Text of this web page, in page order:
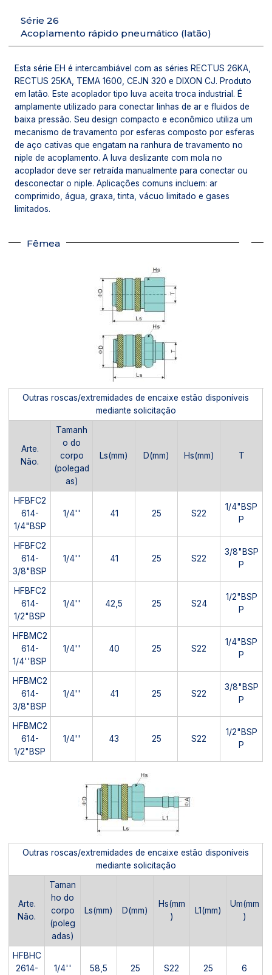
Série 26
Acoplamento rápido pneumático (latão)
Esta série EH é intercambiável com as séries RECTUS 26KA,
RECTUS 25KA, TEMA 1600, CEJN 320 e DIXON CJ. Produto
em latão. Este acoplador tipo luva aceita troca industrial. É
amplamente utilizado para conectar linhas de ar e fluidos de
baixa pressão. Seu design compacto e econômico utiliza um
mecanismo de travamento por esferas composto por esferas
de aço cativas que engatam na ranhura de travamento no
niple de acoplamento. A luva deslizante com mola no
acoplador deve ser retraída manualmente para conectar ou
desconectar o niple. Aplicações comuns incluem: ar
comprimido, água, graxa, tinta, vácuo limitado e gases
limitados.
Fêmea
Outras roscas/extremidades de encaixe estão disponíveis
mediante solicitação
Arte.
Não.
Tamanh
o do
corpo
(polegad
as)
Ls(mm) D(mm) Hs(mm) T
HFBFC2
614-
1/4"BSP
1/4'' 41 25 S22
1/4"BSP
P
HFBFC2
614-
3/8"BSP
1/4'' 41 25 S22
3/8"BSP
P
HFBFC2
614-
1/2"BSP
1/4'' 42,5 25 S24
1/2"BSP
P
HFBMC2
614-
1/4''BSP
1/4'' 40 25 S22
1/4"BSP
P
HFBMC2
614-
3/8"BSP
1/4'' 41 25 S22
3/8"BSP
P
HFBMC2
614-
1/2"BSP
1/4'' 43 25 S22
1/2"BSP
P
Outras roscas/extremidades de encaixe estão disponíveis
mediante solicitação
Arte.
Não.
Taman
ho do
corpo
(poleg
adas)
Ls(mm) D(mm)
Hs(mm
)
L1(mm)
Um(mm
)
HFBHC
2614-
1/4'' 58,5 25 S22 25 6